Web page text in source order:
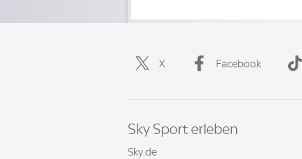
X Facebook
Sky Sport erleben
Sky.de